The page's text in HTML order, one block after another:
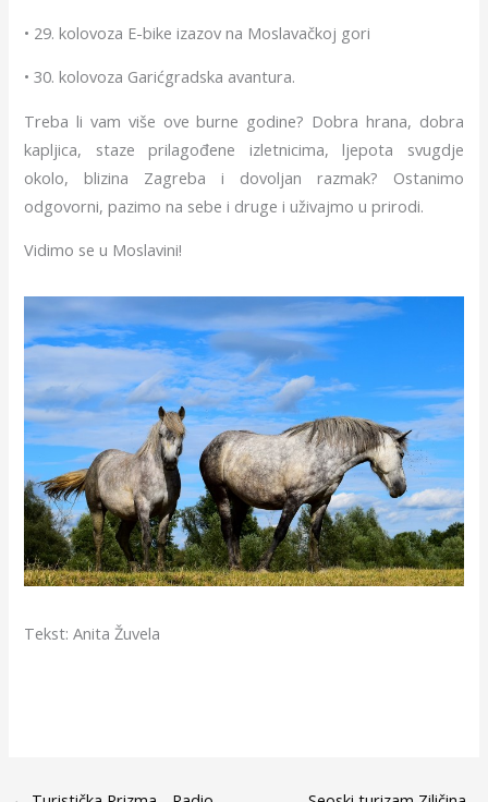
• 29. kolovoza E-bike izazov na Moslavačkoj gori
• 30. kolovoza Garićgradska avantura.
Treba li vam više ove burne godine? Dobra hrana, dobra
kapljica, staze prilagođene izletnicima, ljepota svugdje
okolo, blizina Zagreba i dovoljan razmak? Ostanimo
odgovorni, pazimo na sebe i druge i uživajmo u prirodi.
Vidimo se u Moslavini!
Tekst: Anita Žuvela